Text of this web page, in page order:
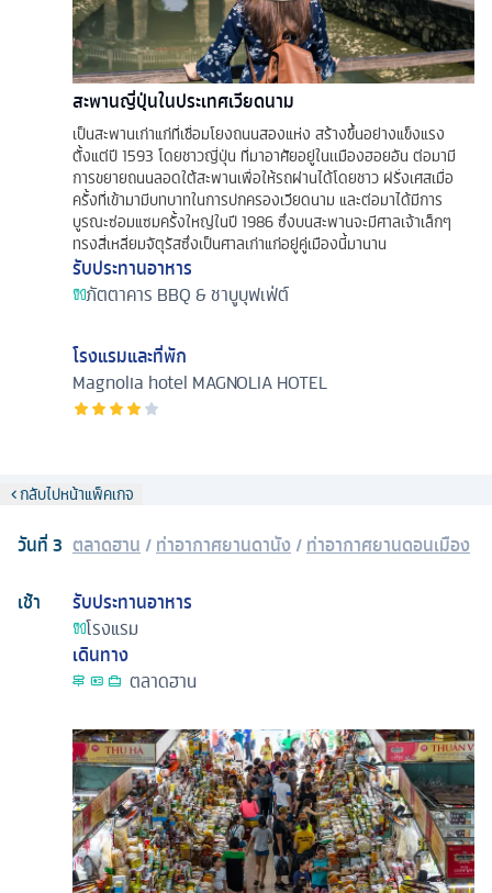
สะพานญี่ปุ่นในประเทศเวียดนาม
เป็นสะพานเก่าแก่ที่เชื่อมโยงถนนสองแห่ง สร้างขึ้นอย่างแข็งแรง
ตั้งแต่ปี 1593 โดยชาวญี่ปุ่น ที่มาอาศัยอยู่ในเเมืองฮอยอัน ต่อมามี
การขยายถนนลอดใต้สะพานเพื่อให้รถผ่านได้โดยชาว ฝรั่งเศสเมื่อ
ครั้งที่เข้ามามีบทบาทในการปกครองเวียดนาม และต่อมาได้มีการ
บูรณะซ่อมแซมครั้งใหญ่ในปี 1986 ซึ่งบนสะพานจะมีศาลเจ้าเล็กๆ
ทรงสี่เหลี่ยมจัตุรัสซึ่งเป็นศาลเก่าแก่อยู่คู่เมืองนี้มานาน
รับประทานอาหาร
ภัตตาคาร BBQ & ชาบูบุฟเฟ่ต์
โรงแรมและที่พัก
Magnolia hotel MAGNOLIA HOTEL
กลับไปหน้าแพ็คเกจ
วันที่3 ตลาดฮาน /ท่าอากาศยานดานัง/ท่าอากาศยานดอนเมือง
เช้า
รับประทานอาหาร
โรงแรม
เดินทาง
ตลาดฮาน